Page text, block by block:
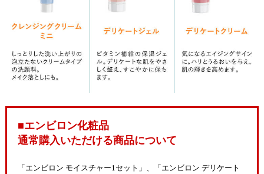
■エンビロン化粧品
通常購入いただける商品について
「エンビロン モイスチャー1セット」、「エンビロン デリケート